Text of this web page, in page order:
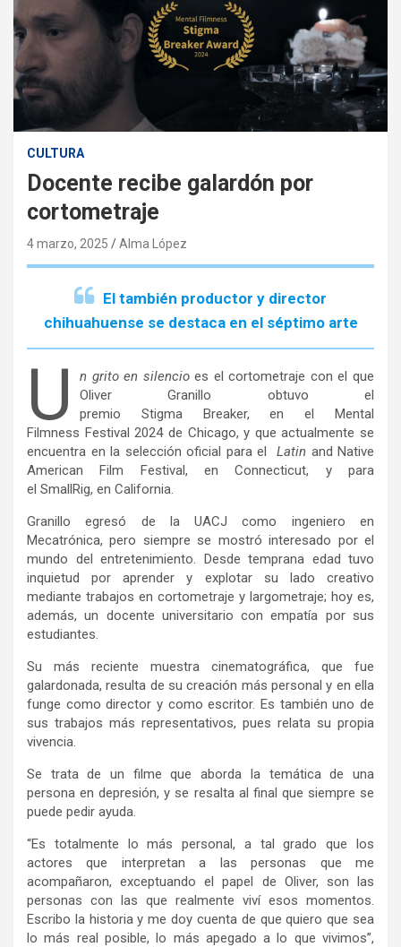
CULTURA
Docente recibe galardón por
cortometraje
4 marzo, 2025 Alma López
El también productor y director
chihuahuense se destaca en el séptimo arte
U n grito en silencioes el cortometraje con el que
Oliver Granillo obtuvo el
premio Stigma
Breaker, en el Mental
Filmness Festival 2024 de Chicago, y que actualmente se
encuentra en la selección oficial para el Latin and Native
American Film Festival, en Connecticut, y para
el SmallRig, en California.
Granillo egresó de la UACJ como ingeniero en
Mecatrónica, pero siempre se mostró interesado por el
mundo del entretenimiento. Desde temprana edad tuvo
inquietud por aprender y explotar su lado creativo
mediante trabajos en cortometraje y largometraje; hoy es,
además, un docente universitario con empatía por sus
estudiantes.
Su más reciente muestra cinematográfica, que fue
galardonada, resulta de su creación más personal y en ella
funge como director y como escritor. Es también uno de
sus trabajos más representativos, pues relata su propia
vivencia.
Se trata de un filme que aborda la temática de una
persona en depresión, y se resalta al final que siempre se
puede pedir ayuda.
“Es totalmente lo más personal, a tal grado que los
actores que interpretan a las personas que me
acompañaron, exceptuando el papel de Oliver, son las
personas con las que realmente viví esos momentos.
Escribo la historia y me doy cuenta de que quiero que sea
lo más real posible, lo más apegado a lo que vivimos”,